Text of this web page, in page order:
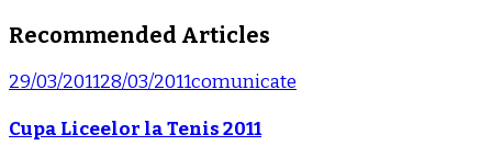
Recommended Articles
29/03/201128/03/2011comunicate
Cupa Liceelor la Tenis 2011